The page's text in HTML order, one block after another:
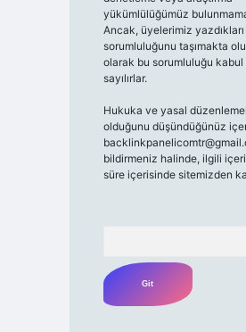
yükümlülüğümüz
Ancak, üyelerimiz
sorumluluğunu taşımakta
olarak bu sorumluluğu kabul
sayılırlar.
Hukuka ve yasal
olduğunu düşündüğünüz
bildirmeniz halinde, ilgili
süre içerisinde sitemizden